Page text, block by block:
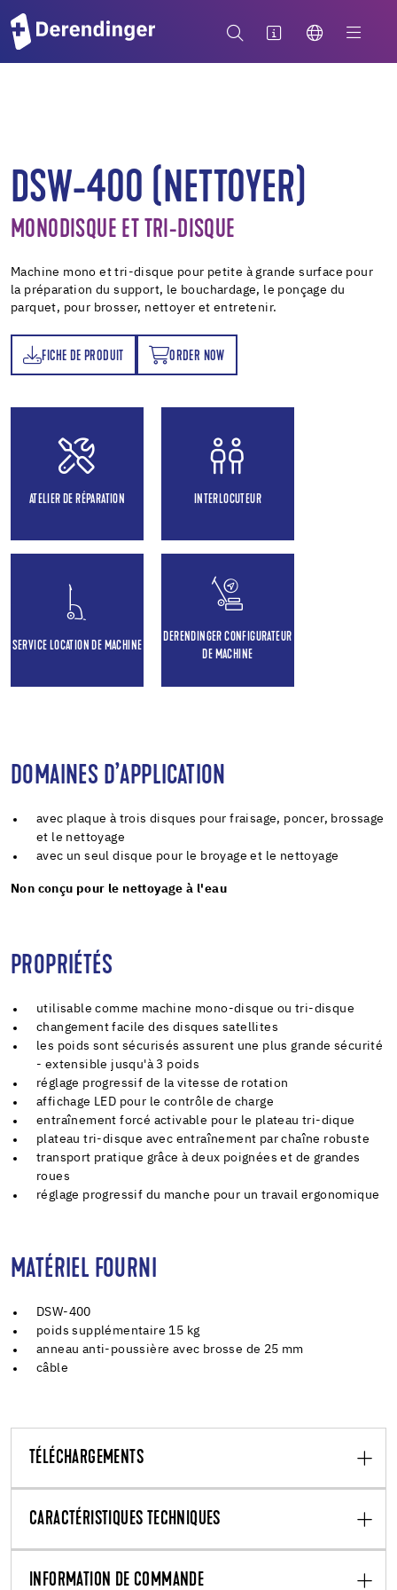
DSW-400 (NETTOYER)
MONODISQUE ET TRI-DISQUE
Machine mono et tri-disque pour petite à grande surface pour
la préparation du support, le bouchardage, le ponçage du
parquet, pour brosser, nettoyer et entretenir.
FICHE DE PRODUIT ORDER NOW
ORDER NOW
ATELIER DE RÉPARATION INTERLOCUTEUR
SERVICE LOCATION DE MACHINE
DERENDINGER CONFIGURATEUR
DE MACHINE
DOMAINES D’APPLICATION
avec plaque à trois disques pour fraisage, poncer, brossage
et le nettoyage
avec un seul disque pour le broyage et le nettoyage
Non conçu pour le nettoyage à l'eau
PROPRIÉTÉS
utilisable comme machine mono-disque ou tri-disque
changement facile des disques satellites
les poids sont sécurisés assurent une plus grande sécurité
- extensible jusqu'à 3 poids
réglage progressif de la vitesse de rotation
affichage LED pour le contrôle de charge
entraînement forcé activable pour le plateau tri-dique
plateau tri-disque avec entraînement par chaîne robuste
transport pratique grâce à deux poignées et de grandes
roues
réglage progressif du manche pour un travail ergonomique
MATÉRIEL FOURNI
DSW-400
poids supplémentaire 15 kg
anneau anti-poussière avec brosse de 25 mm
câble
TÉLÉCHARGEMENTS
CARACTÉRISTIQUES TECHNIQUES
INFORMATION DE COMMANDE